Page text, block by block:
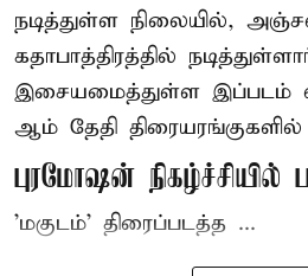
நடித்துள்ள நிலையில்,
கதாபாத்திரத்தில்
இசையமைத்துள்ள இப்படம்
ஆம் தேதி
புரமோஷன் நிகழ்ச்சியில்
'மகுடம்' திரைப்படத்த ...